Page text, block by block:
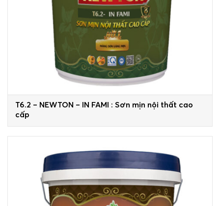
T6.2 – NEWTON – IN FAMI : Sơn mịn nội thất cao
cấp